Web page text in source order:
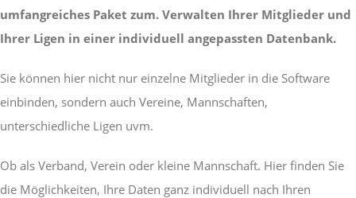
umfangreiches Paket zum. Verwalten Ihrer Mitglieder und
Ihrer Ligen in einer individuell angepassten Datenbank.
Sie können hier nicht nur einzelne Mitglieder in die Software
einbinden, sondern auch Vereine, Mannschaften,
unterschiedliche Ligen uvm.
Ob als Verband, Verein oder kleine Mannschaft. Hier finden Sie
die Möglichkeiten, Ihre Daten ganz individuell nach Ihren